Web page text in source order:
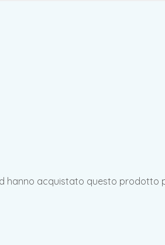
hanno acquistato questo prodotto